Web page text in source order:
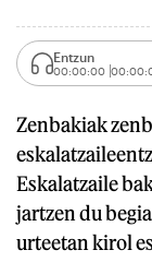
Entzun
00:00:00
Zenbakiak
Eskalatzaile
jartzen du
urteetan kirol